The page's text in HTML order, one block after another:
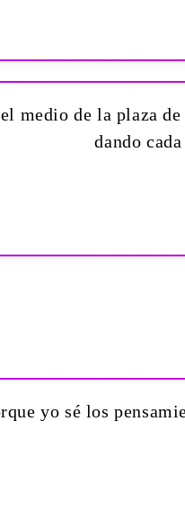
medio de la plaza
dando
yo sé los